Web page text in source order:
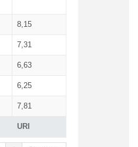
URI
8,15
7,31
6,63
6,25
7,81